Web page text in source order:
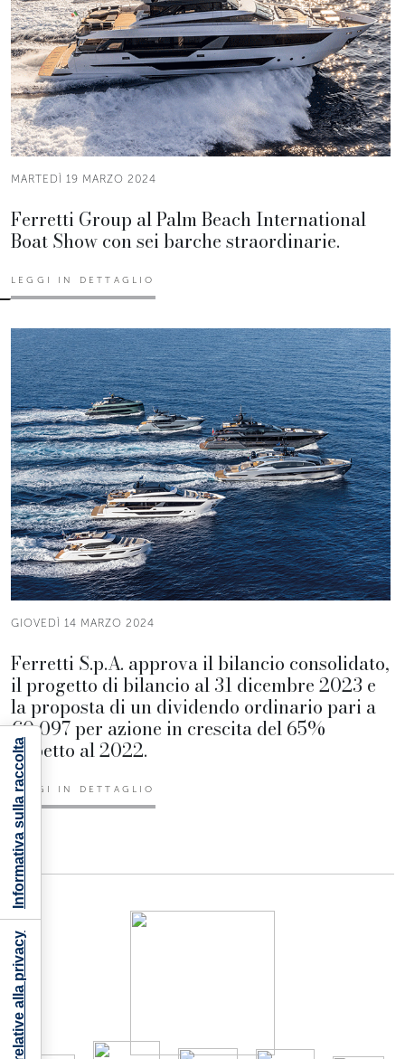
MARTEDÌ 19 MARZO 2024
Ferretti Group al Palm Beach International
Boat Show con sei barche straordinarie.
LEGGI IN DETTAGLIO
GIOVEDÌ 14 MARZO 2024
Ferretti S.p.A. approva il bilancio consolidato,
il progetto di bilancio al 31 dicembre 2023 e
la proposta di un dividendo ordinario pari a
€0,097 per azione in crescita del 65%
rispetto al 2022.
LEGGI IN DETTAGLIO
Informativa sulla raccolta